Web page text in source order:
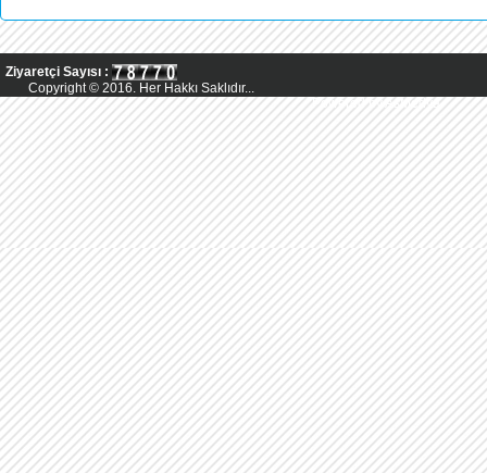
Ziyaretçi Sayısı :
Copyright © 2016. Her Hakkı Saklıdır...
Powered by AsMedya